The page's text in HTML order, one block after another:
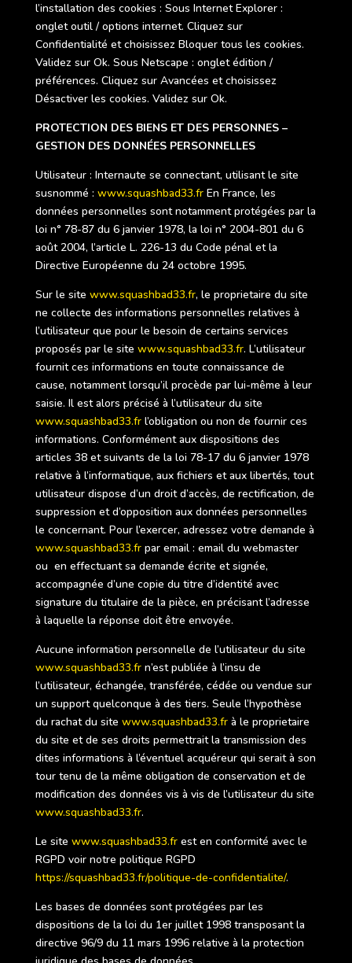
l’installation des cookies : Sous Internet Explorer :
onglet outil / options internet. Cliquez sur
Confidentialité et choisissez Bloquer tous les cookies.
Validez sur Ok. Sous Netscape : onglet édition /
préférences. Cliquez sur Avancées et choisissez
Désactiver les cookies. Validez sur Ok.
PROTECTION DES BIENS ET DES PERSONNES –
GESTION DES DONNÉES PERSONNELLES
Utilisateur : Internaute se connectant, utilisant le site
susnommé : www.squashbad33.frEn France, les
données personnelles sont notamment protégées par la
loi n° 78-87 du 6 janvier 1978, la loi n° 2004-801 du 6
août 2004, l’article L. 226-13 du Code pénal et la
Directive Européenne du 24 octobre 1995.
Sur le site www.squashbad33.fr, le proprietaire du site
ne collecte des informations personnelles relatives à
l’utilisateur que pour le besoin de certains services
proposés par le site www.squashbad33.fr. L’utilisateur
fournit ces informations en toute connaissance de
cause, notamment lorsqu’il procède par lui-même à leur
saisie. Il est alors précisé à l’utilisateur du site
www.squashbad33.frl’obligation ou non de fournir ces
informations. Conformément aux dispositions des
articles 38 et suivants de la loi 78-17 du 6 janvier 1978
relative à l’informatique, aux fichiers et aux libertés, tout
utilisateur dispose d’un droit d’accès, de rectification, de
suppression et d’opposition aux données personnelles
le concernant. Pour l’exercer, adressez votre demande à
www.squashbad33.frpar email : email du webmaster
ou en effectuant sa demande écrite et signée,
accompagnée d’une copie du titre d’identité avec
signature du titulaire de la pièce, en précisant l’adresse
à laquelle la réponse doit être envoyée.
Aucune information personnelle de l’utilisateur du site
www.squashbad33.frn’est publiée à l’insu de
l’utilisateur, échangée, transférée, cédée ou vendue sur
un support quelconque à des tiers. Seule l’hypothèse
du rachat du site www.squashbad33.frà le proprietaire
du site et de ses droits permettrait la transmission des
dites informations à l’éventuel acquéreur qui serait à son
tour tenu de la même obligation de conservation et de
modification des données vis à vis de l’utilisateur du site
www.squashbad33.fr.
Le site www.squashbad33.frest en conformité avec le
RGPD voir notre politique RGPD
https://squashbad33.fr/politique-de-confidentialite/.
Les bases de données sont protégées par les
dispositions de la loi du 1er juillet 1998 transposant la
directive 96/9 du 11 mars 1996 relative à la protection